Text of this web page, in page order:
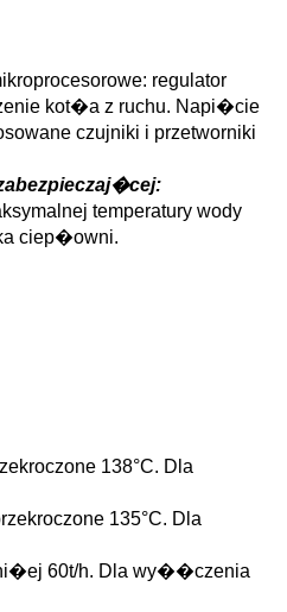
regulator
kot�a z ruchu. Napi�cie
czujniki i przetworniki
temperatury wody
ciep�owni.
138°C. Dla
135°C. Dla
60t/h. Dla wy��czenia